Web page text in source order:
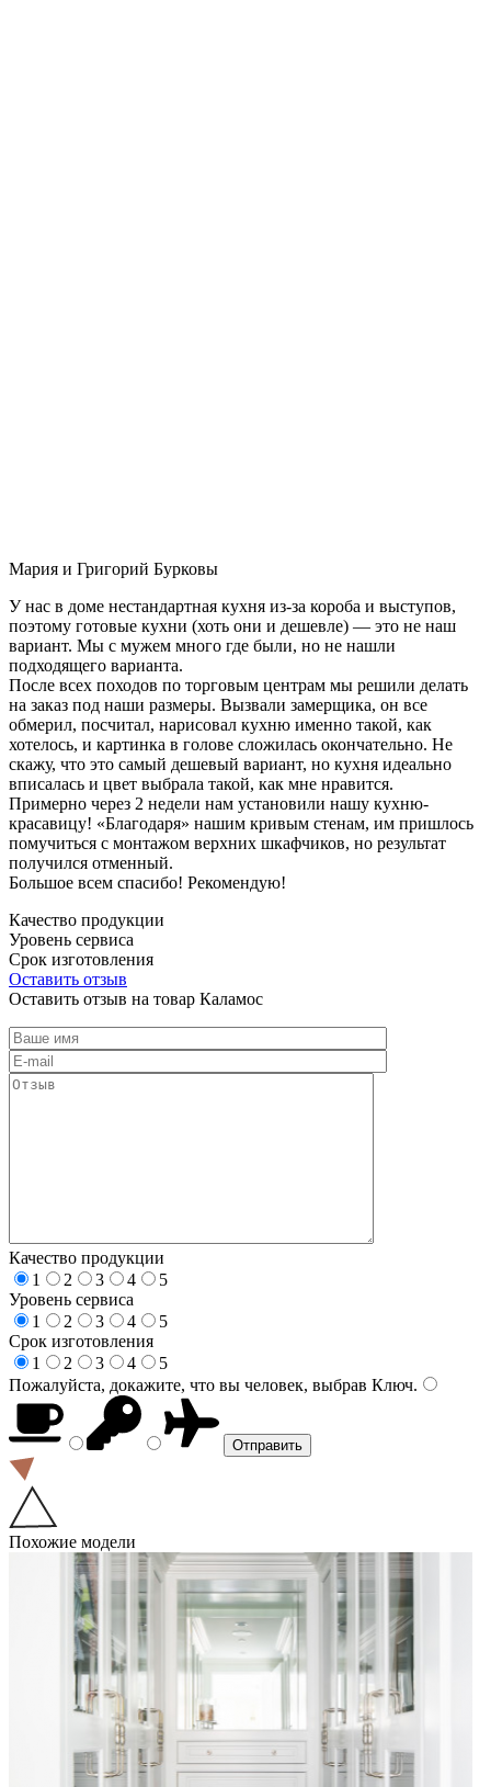
Мария и Григорий Бурковы
У нас в доме нестандартная кухня из-за короба и выступов,
поэтому готовые кухни (хоть они и дешевле) — это не наш
вариант. Мы с мужем много где были, но не нашли
подходящего варианта.
После всех походов по торговым центрам мы решили делать
на заказ под наши размеры. Вызвали замерщика, он все
обмерил, посчитал, нарисовал кухню именно такой, как
хотелось, и картинка в голове сложилась окончательно. Не
скажу, что это самый дешевый вариант, но кухня идеально
вписалась и цвет выбрала такой, как мне нравится.
Примерно через 2 недели нам установили нашу кухню-
красавицу! «Благодаря» нашим кривым стенам, им пришлось
помучиться с монтажом верхних шкафчиков, но результат
получился отменный.
Большое всем спасибо! Рекомендую!
Качество продукции
Уровень сервиса
Срок изготовления
Оставить отзыв
Оставить отзыв на товар Каламос
Качество продукции
1
2 3 4
5
Уровень сервиса
1
2 3 4
5
Срок изготовления
1
2 3 4
5
Пожалуйста, докажите, что вы человек, выбрав Ключ.
Похожие модели